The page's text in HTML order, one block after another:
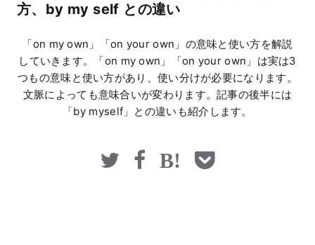
方、by my self との違い
「on my own」「on your own」の意味と使い方を解説
していきます。「on my own」「on your own」は実は3
つもの意味と使い方があり、使い分けが必要になります。
文脈によっても意味合いが変わります。記事の後半には
「by myself」との違いも紹介します。